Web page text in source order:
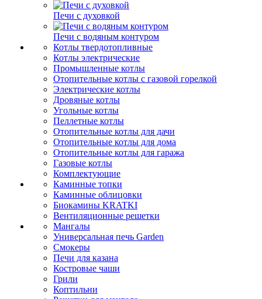
Печи с духовкой
Печи с водяным контуром
Котлы твердотопливные
Котлы электрические
Промышленные котлы
Отопительные котлы с газовой горелкой
Электрические котлы
Дровяные котлы
Угольные котлы
Пеллетные котлы
Отопительные котлы для дачи
Отопительные котлы для дома
Отопительные котлы для гаража
Газовые котлы
Комплектующие
Каминные топки
Каминные облицовки
Биокамины KRATKI
Вентиляционные решетки
Мангалы
Универсальная печь Garden
Смокеры
Печи для казана
Костровые чаши
Грили
Коптильни